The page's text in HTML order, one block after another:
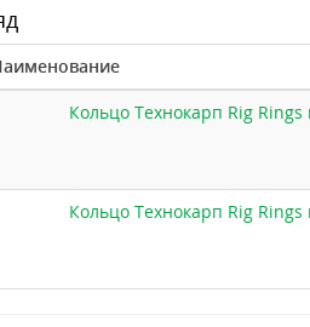
Кольцо Технокарп Rig
Кольцо Технокарп Rig